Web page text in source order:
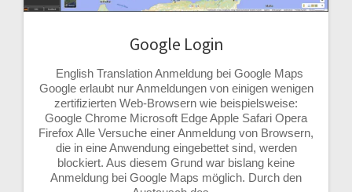
Google Login
English Translation Anmeldung bei Google Maps
Google erlaubt nur Anmeldungen von einigen wenigen
zertifizierten Web-Browsern wie beispielsweise:
Google Chrome Microsoft Edge Apple Safari Opera
Firefox Alle Versuche einer Anmeldung von Browsern,
die in eine Anwendung eingebettet sind, werden
blockiert. Aus diesem Grund war bislang keine
Anmeldung bei Google Maps möglich. Durch den